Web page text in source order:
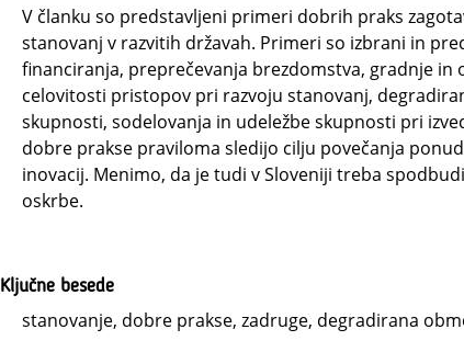
V članku so predstavljeni primeri dobrih praks
stanovanj v razvitih državah. Primeri so izbrani in
financiranja, preprečevanja brezdomstva, gradnje
celovitosti pristopov pri razvoju stanovanj,
skupnosti, sodelovanja in udeležbe skupnosti pri
dobre prakse praviloma sledijo cilju povečanja
inovacij. Menimo, da je tudi v Sloveniji treba
oskrbe.
Ključne besede
stanovanje, dobre prakse, zadruge, degradirana